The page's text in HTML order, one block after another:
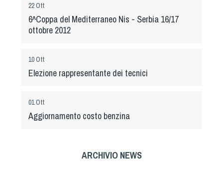
22 Ott
6^Coppa del Mediterraneo Nis - Serbia 16/17
ottobre 2012
10 Ott
Elezione rappresentante dei tecnici
01 Ott
Aggiornamento costo benzina
ARCHIVIO NEWS
Formazione
Tiro di Campagna
English e Training Sporting